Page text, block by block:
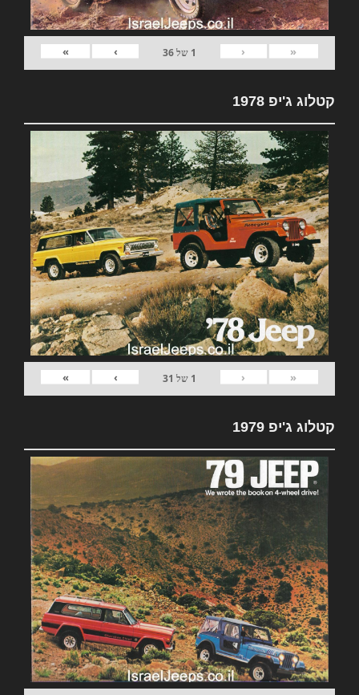
«
‹
1 של36
›
»
קטלוג ג'יפ 1978
«
‹
1 של 31
›
»
קטלוג ג'יפ 1979